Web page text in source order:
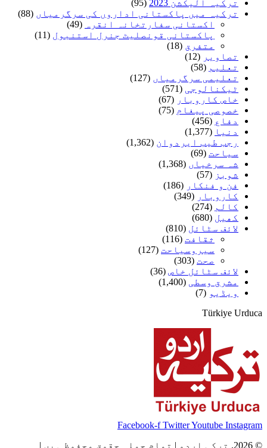
ترکیہ الیکشن 2023
(95)
ترکیہ میں پاکستانی اداروں کی سرگرمیاں (88)
اکستانی سفارتخانہ انقرہ
(49)
پاکستانی قونصلیٹ جنرل استنبول (11)
متفرق (18)
تصاویر (12)
تعلیم (58)
تعلیمی سرگرمیاں (127)
ٹیکنالوجی (571)
خاص کاروبار (67)
خصوصی پیغام (75)
دفاع (456)
دنیا (1,377)
رجب طیب ایردوان (1,362)
سیاحت (69)
شہ سرخیاں (1,368)
شوبز (57)
فن و فنکار (186)
کاروبار (349)
کالم (274)
کھیل (680)
لائف سٹائل (810)
ثقافت (116)
سیروسیاحت (127)
صحت (303)
لائف سٹائل خاص (36)
مشرق وسطی (1,400)
ویڈیو (7)
Türkiye Urduca
Facebook-f TwitterYoutube Instagram
© 2026, ترکی اردو | تمام جملہ حقوق محفوظ ہیں |